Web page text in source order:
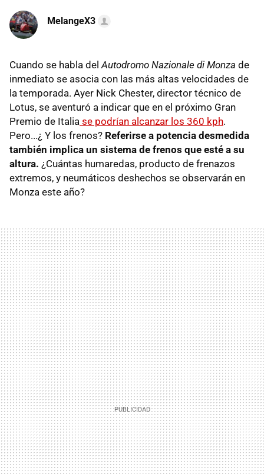
MelangeX3
Cuando se habla del Autodromo Nazionale di Monza de
inmediato se asocia con las más altas velocidades de
la temporada. Ayer Nick Chester, director técnico de
Lotus, se aventuró a indicar que en el próximo Gran
Premio de Italia se podrían alcanzar los 360 kph.
Pero...¿ Y los frenos? Referirse a potencia desmedida
también implica un sistema de frenos que esté a su
altura. ¿Cuántas humaredas, producto de frenazos
extremos, y neumáticos deshechos se observarán en
Monza este año?